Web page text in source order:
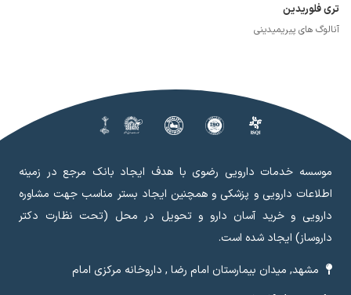
تری فلوریدین
آنالوگ های پیریمیدینی
موسسه خدمات دارویی رضوی با هدف ایجاد بانک مرجع در زمینه
اطلاعات دارویی و پزشکی و همچنین ایجاد بستر مناسب جهت مشاوره
دارویی و خرید آسان دارو و تحویل در محل (تحت نظارت دکتر
داروساز) ایجاد شده است.
مشهد, میدان بیمارستان امام رضا , داروخانه مرکزی امام